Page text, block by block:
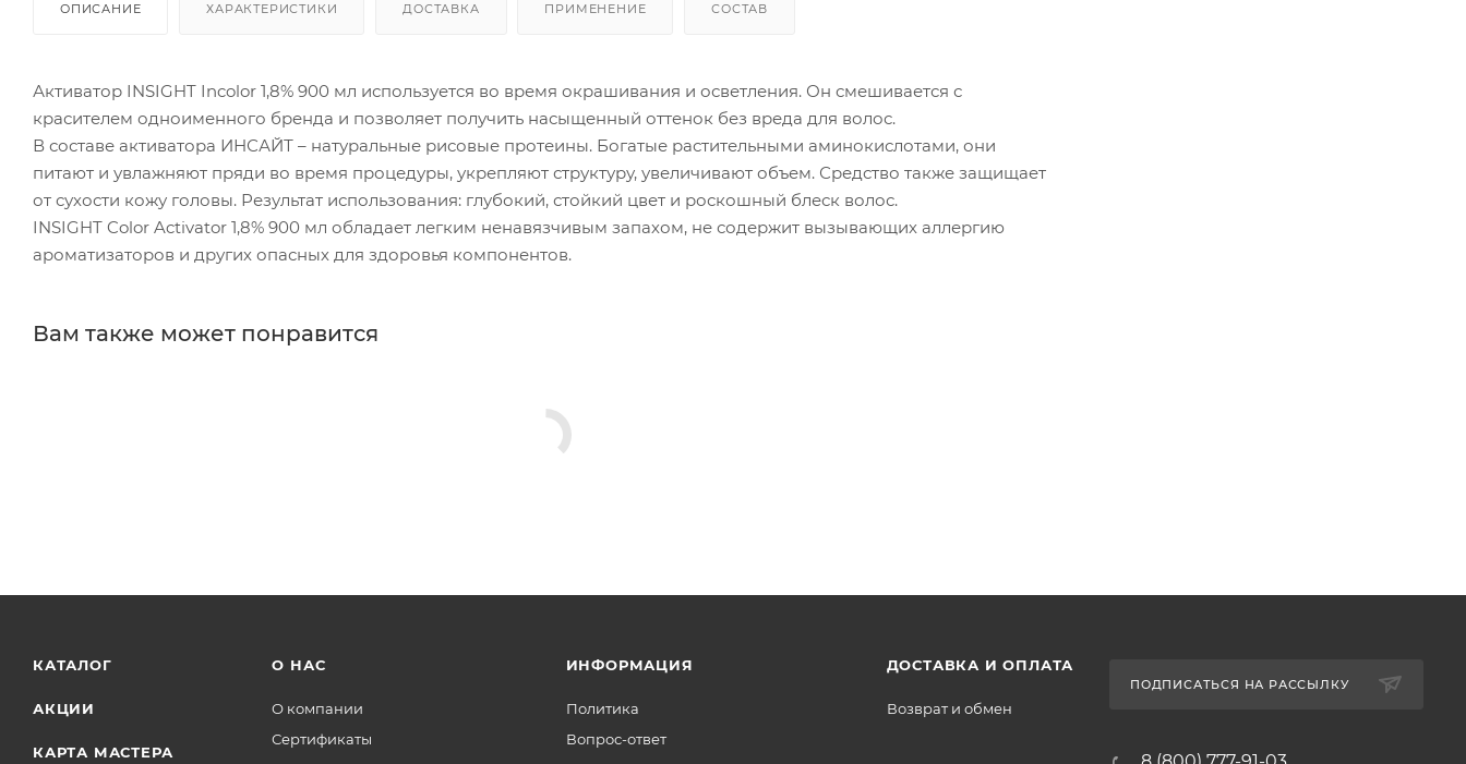
ОПИСАНИЕ ХАРАКТЕРИСТИКИ ДОСТАВКА ПРИМЕНЕНИЕ СОСТАВ
Активатор INSIGHT Incolor 1,8% 900 мл используется во время окрашивания и осветления. Он смешивается с
красителем одноименного бренда и позволяет получить насыщенный оттенок без вреда для волос.
В составе активатора ИНСАЙТ – натуральные рисовые протеины. Богатые растительными аминокислотами, они
питают и увлажняют пряди во время процедуры, укрепляют структуру, увеличивают объем. Средство также защищает
от сухости кожу головы. Результат использования: глубокий, стойкий цвет и роскошный блеск волос.
INSIGHT Color Activator 1,8% 900 мл обладает легким ненавязчивым запахом, не содержит вызывающих аллергию
ароматизаторов и других опасных для здоровья компонентов.
Вам также может понравится
КАТАЛОГ
АКЦИИ
КАРТА МАСТЕРА
О НАС
О компании
Сертификаты
ИНФОРМАЦИЯ
Политика
Вопрос-ответ
ДОСТАВКА И ОПЛАТА
Возврат и обмен
ПОДПИСАТЬСЯ НА РАССЫЛКУ